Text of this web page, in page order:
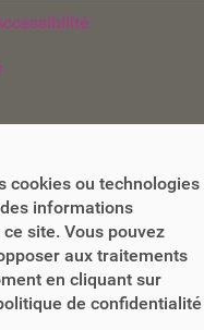
cookies ou technologies
informations
site. Vous pouvez
aux traitements
en cliquant sur
de confidentialité